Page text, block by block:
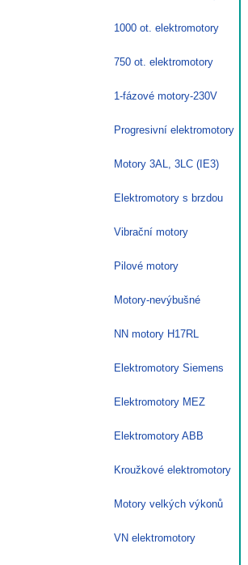
1000 ot. elektromotory
750 ot. elektromotory
1-fázové motory-230V
Progresivní elektromotory
Motory 3AL, 3LC (IE3)
Elektromotory s brzdou
Vibrační motory
Pilové motory
Motory-nevýbušné
NN motory H17RL
Elektromotory Siemens
Elektromotory MEZ
Elektromotory ABB
Kroužkové elektromotory
Motory velkých výkonů
VN elektromotory